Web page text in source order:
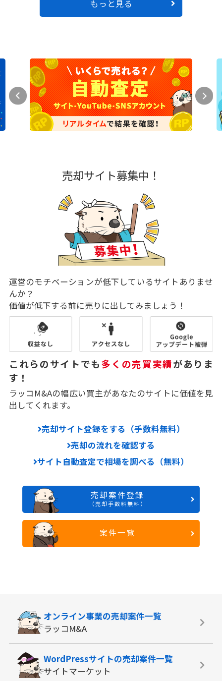
もっと見る
売却サイト募集中！
運営のモチベーションが低下しているサイトありませ
んか？
価値が低下する前に売りに出してみましょう！
これらのサイトでも多くの売買実績がありま
す！
ラッコM&Aの幅広い買主があなたのサイトに価値を見
出してくれます。
売却サイト登録をする（手数料無料）
売却の流れを確認する
サイト自動査定で相場を調べる（無料）
売却案件登録
（売却手数料無料）
案件一覧
オンライン事業の売却案件一覧
ラッコM&A
WordPressサイトの売却案件一覧
サイトマーケット